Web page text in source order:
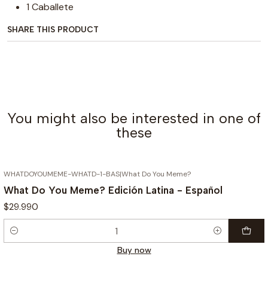
1 Caballete
SHARE THIS PRODUCT
You might also be interested in one of
these
WHATDOYOUMEME-WHATD-1-BAS|What Do You Meme?
What Do You Meme? Edición Latina - Español
$29.990
Quantity
Buy now